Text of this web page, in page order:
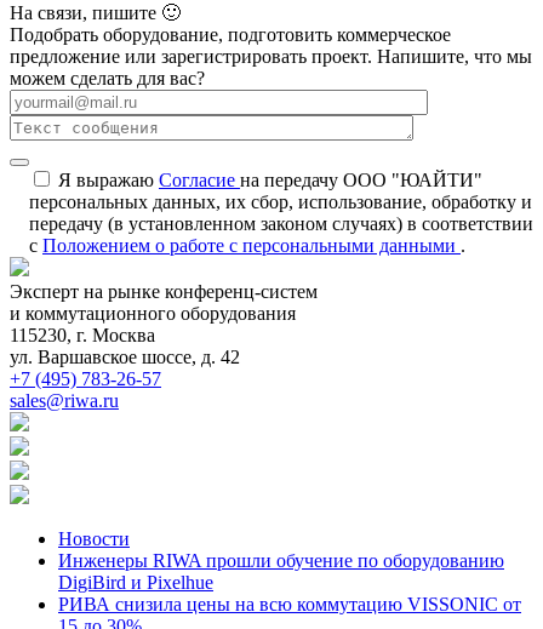
На связи, пишите 🙂
Подобрать оборудование, подготовить коммерческое
предложение или зарегистрировать проект. Напишите, что мы
можем сделать для вас?
Я выражаю Согласие на передачу ООО "ЮАЙТИ"
персональных данных, их сбор, использование, обработку и
передачу (в установленном законом случаях) в соответствии
с Положением о работе с персональными данными .
Эксперт на рынке конференц-систем
и коммутационного оборудования
115230, г. Москва
ул. Варшавское шоссе, д. 42
+7 (495) 783-26-57
sales@riwa.ru
Новости
Инженеры RIWA прошли обучение по оборудованию
DigiBird и Pixelhue
РИВА снизила цены на всю коммутацию VISSONIC от